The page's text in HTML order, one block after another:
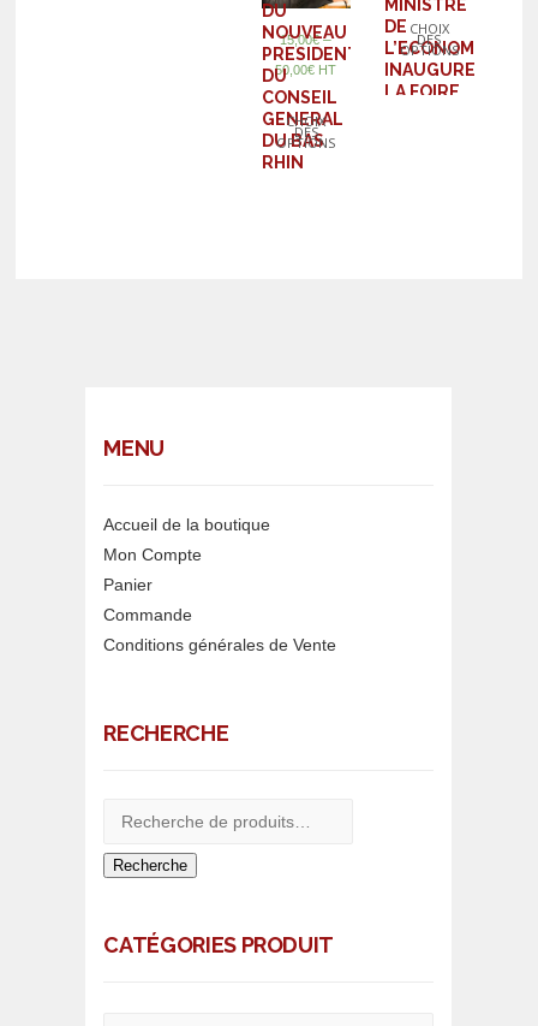
DU
NOUVEAU
PRESIDENT
DU
CONSEIL
GENERAL
DU BAS
RHIN
15,00€–
50,00€ HT
CHOIX
DES
OPTIONS
MINISTRE
DE
L’ECONOMIE,
INAUGURE
LA FOIRE
CHOIX
DES
OPTIONS
MENU
Accueil de la boutique
Mon Compte
Panier
Commande
Conditions générales de Vente
RECHERCHE
Recherche
CATÉGORIES PRODUIT